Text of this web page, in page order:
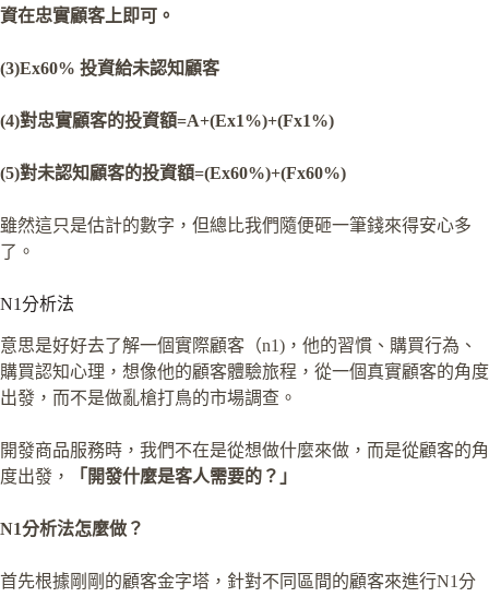
資在忠實顧客上即可。
(3)Ex60% 投資給未認知顧客
(4)對忠實顧客的投資額=A+(Ex1%)+(Fx1%)
(5)對未認知顧客的投資額=(Ex60%)+(Fx60%)
雖然這只是估計的數字，但總比我們隨便砸一筆錢來得安心多
了。
N1分析法
意思是好好去了解一個實際顧客（n1)，他的習慣、購買行為、
購買認知心理，想像他的顧客體驗旅程，從一個真實顧客的角度
出發，而不是做亂槍打鳥的市場調查。
開發商品服務時，我們不在是從想做什麼來做，而是從顧客的角
度出發，
「開發什麼是客人需要的？」
N1分析法怎麼做？
首先根據剛剛的顧客金字塔，針對不同區間的顧客來進行N1分